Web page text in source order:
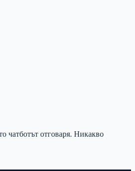
чатботът отговаря. Никакво